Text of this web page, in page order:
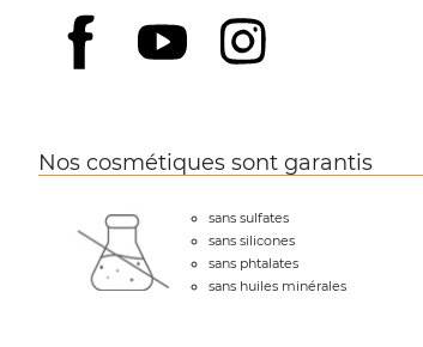
Facebook
YouTube
Nos cosmétiques sont garantis
sans sulfates
sans silicones
sans phtalates
sans huiles minérales